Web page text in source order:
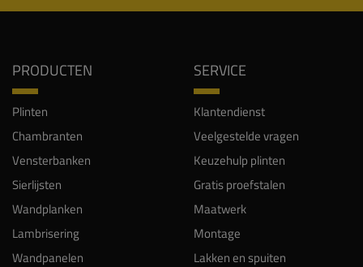
PRODUCTEN
Plinten
Chambranten
Vensterbanken
Sierlijsten
Wandplanken
Lambrisering
Wandpanelen
SERVICE
Klantendienst
Veelgestelde vragen
Keuzehulp plinten
Gratis proefstalen
Maatwerk
Montage
Lakken en spuiten